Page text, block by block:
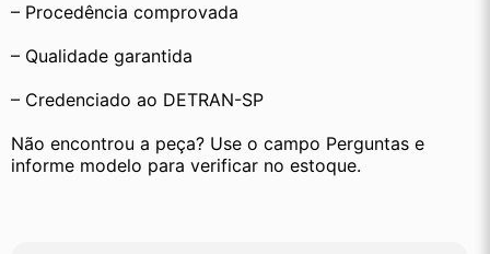
– Procedência comprovada
– Qualidade garantida
– Credenciado ao DETRAN-SP
Não encontrou a peça? Use o campo Perguntas e
informe modelo para verificar no estoque.